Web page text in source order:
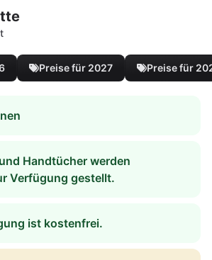
Preise für 2027 Preise für
Handtücher werden
Verfügung gestellt.
ist kostenfrei.